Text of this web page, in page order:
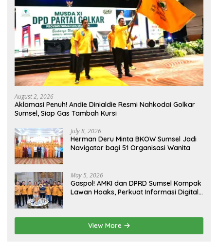
August 2, 2026
Aklamasi Penuh! Andie Dinialdie Resmi Nahkodai Golkar
Sumsel, Siap Gas Tambah Kursi
July 8, 2026
Herman Deru Minta BKOW Sumsel Jadi
Navigator bagi 51 Organisasi Wanita
May 5, 2026
Gaspol! AMKI dan DPRD Sumsel Kompak
Lawan Hoaks, Perkuat Informasi Digital
View More